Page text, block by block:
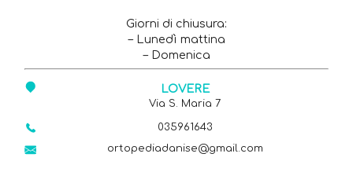
Giorni di chiusura:
– Lunedì mattina
– Domenica
LOVERE
Via S. Maria 7
035961643
ortopediadanise@gmail.com